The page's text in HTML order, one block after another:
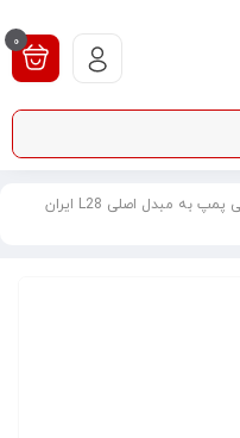
0
لوله مسی پمپ به مبدل اصلی L28 ایران